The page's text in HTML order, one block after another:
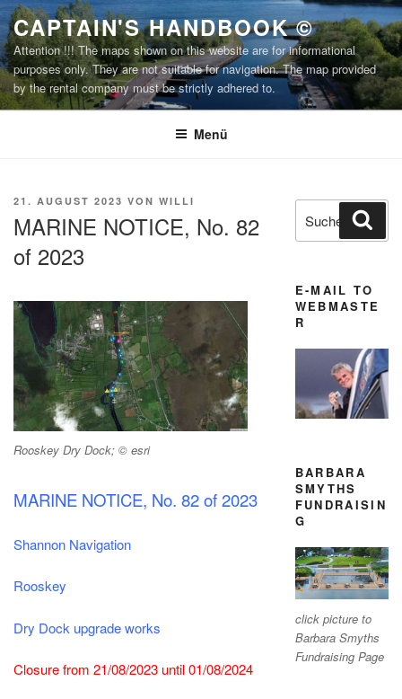
Zum
Inhalt
springen
CAPTAIN'S HANDBOOK ©
Attention !!! The maps shown on this website are for informational
purposes only. They are not suitable for navigation. The map provided
by the rental company must be strictly adhered to.
Menü
VERÖFFENTLICHT
21. AUGUST 2023 VON WILLI
MARINE NOTICE, No. 82
of 2023
Rooskey Dry Dock; © esri
MARINE NOTICE, No. 82 of 2023
Shannon Navigation
Rooskey
Dry Dock upgrade works
Closure from 21/08/2023 until 01/08/2024
Suchen
nach:
E-MAIL TO
WEBMASTE
R
BARBARA
SMYTHS
FUNDRAISIN
G
click picture to
Barbara Smyths
Fundraising Page